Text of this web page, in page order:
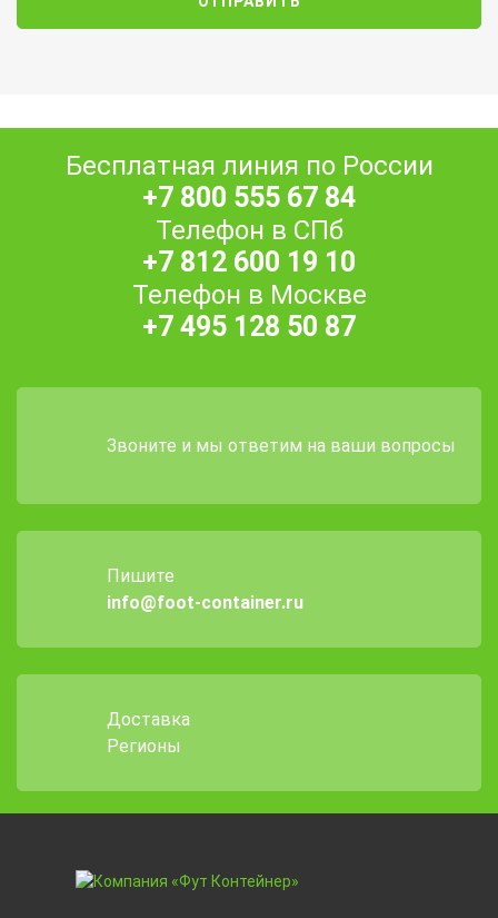
Бесплатная линия по России
+7 800 555 67 84
Телефон в СПб
+7 812 600 19 10
Телефон в Москве
+7 495 128 50 87
Звоните и мы ответим на ваши вопросы
Пишите
info@foot-container.ru
Доставка
Регионы